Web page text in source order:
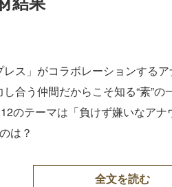
レス」がコラボレーションする
合う仲間だからこそ知る“素”
のテーマは「負けず嫌いなア
は？
全文を読む